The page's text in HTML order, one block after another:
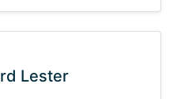
Lester